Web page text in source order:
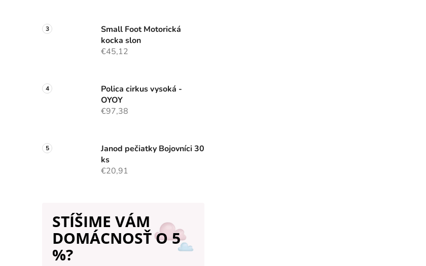
Small Foot Motorická
kocka slon
€45,12
Polica cirkus vysoká -
OYOY
€97,38
Janod pečiatky Bojovníci 30
ks
€20,91
STÍŠIME VÁM
DOMÁCNOSŤ O 5
%?